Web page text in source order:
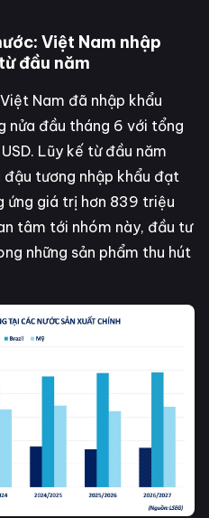
Việt Nam nhập
đầu năm
Nam đã nhập khẩu
nửa đầu tháng 6 với tổng
Lũy kế từ đầu năm
tương nhập khẩu đạt
ứng giá trị hơn 839 triệu
tâm tới nhóm này, đầu tư
những sản phẩm thu hút